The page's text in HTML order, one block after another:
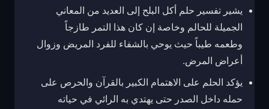
يشير تفسير حلم أكل البلح إلى العديد من المعاني
الجميلة للحالم وخاصة إن كان هذا التمر طازجاً
وطعمه طيباً حيث يوحي بالشفاء للفرد المريض وزوال
أعراض المرض.
يؤكد الحلم على الاهتمام الكبير بالقرآن والحرص على
حمله داخل الصدر حتى يهتدي به الرائي في حياته